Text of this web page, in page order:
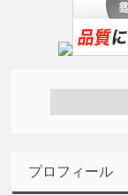
プロフィール